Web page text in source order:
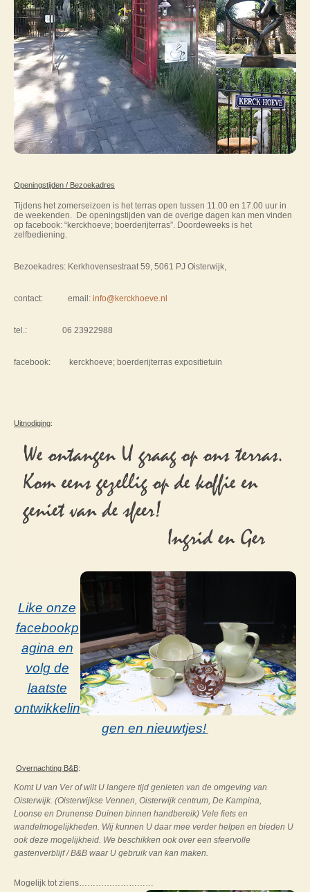
Openingstijden / Bezoekadres
Tijdens het zomerseizoen is het terras open tussen 11.00 en 17.00 uur in
de weekenden. De openingstijden van de overige dagen kan men vinden
op facebook: “kerckhoeve; boerderijterras”. Doordeweeks is het
zelfbediening.
Bezoekadres: Kerkhovensestraat 59, 5061 PJ Oisterwijk,
contact: email: info@kerckhoeve.nl
tel.: 06 23922988
facebook: kerckhoeve; boerderijterras expositietuin
Uitnodiging:
Like onze
facebookp
agina en
volg de
laatste
ontwikkelin
gen en nieuwtjes!
Overnachting B&B:
Komt U van Ver of wilt U langere tijd genieten van de omgeving van
Oisterwijk. (Oisterwijkse Vennen, Oisterwijk centrum, De Kampina,
Loonse en Drunense Duinen binnen handbereik) Vele fiets en
wandelmogelijkheden. Wij kunnen U daar mee verder helpen en bieden U
ook deze mogelijkheid. We beschikken ook over een sfeervolle
gastenverblijf / B&B waar U gebruik van kan maken.
Mogelijk tot ziens………………………